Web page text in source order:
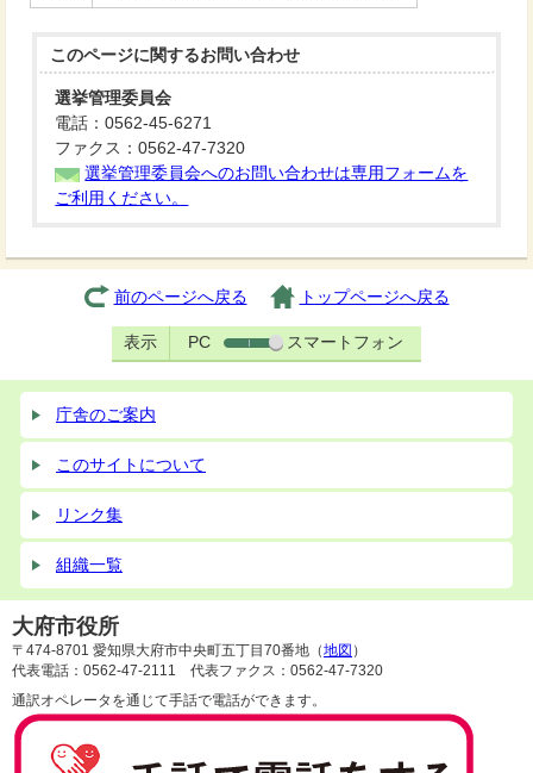
このページに関するお問い合わせ
選挙管理委員会
電話：0562-45-6271
ファクス：0562-47-7320
選挙管理委員会へのお問い合わせは専用フォームを
ご利用ください。
前のページへ戻る トップページへ戻る
表示 PC スマートフォン
庁舎のご案内
このサイトについて
リンク集
組織一覧
大府市役所
〒474-8701 愛知県大府市中央町五丁目70番地（地図 ）
代表電話：0562-47-2111 代表ファクス：0562-47-7320
通訳オペレータを通じて手話で電話ができます。